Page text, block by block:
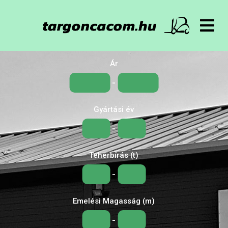
Főoldal
Targoncák
Alkatrészek
Akkumulátorok
Gumik, Felnik
Ár
-
Gyártási év
-
Teherbírás (t)
-
Emelési Magasság (m)
-